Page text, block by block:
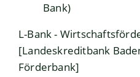
Bank)
L-Bank -
[Landeskreditbank
Förderbank]